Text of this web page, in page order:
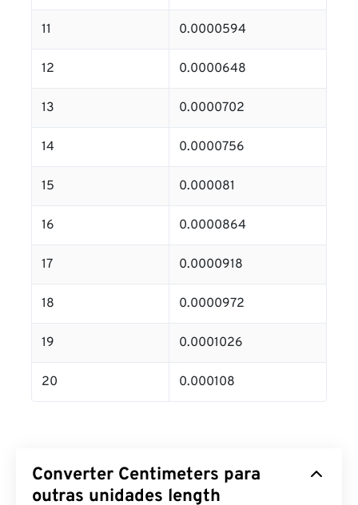
11 0.0000594
12 0.0000648
13 0.0000702
14 0.0000756
15 0.000081
16 0.0000864
17 0.0000918
18 0.0000972
19 0.0001026
20 0.000108
Converter Centimeters para
outras unidades length